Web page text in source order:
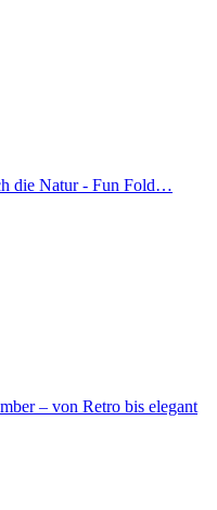
die Natur - Fun Fold…
– von Retro bis elegant